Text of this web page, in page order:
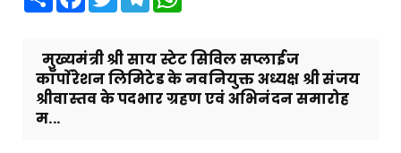
मुख्यमंत्री श्री साय स्टेट सिविल सप्लाईज
कॉर्पाेरेशन लिमिटेड के नवनियुक्त अध्यक्ष श्री संजय
श्रीवास्तव के पदभार ग्रहण एवं अभिनंदन समारोह
म...